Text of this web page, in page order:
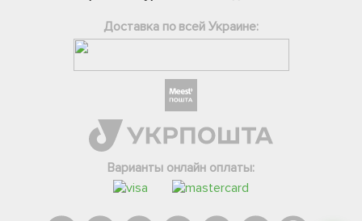
Доставка по всей Украине:
Варианты онлайн оплаты:
Інстаграм
Онлайн чат